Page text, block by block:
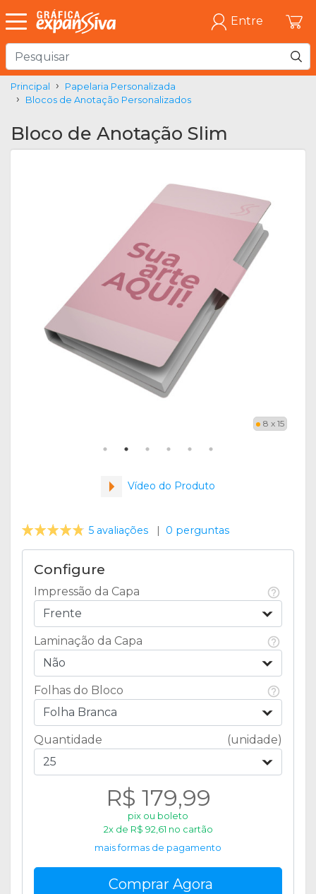
Entre
Principal
Papelaria Personalizada
Blocos de Anotação Personalizados
Bloco de Anotação Slim
8 x 15
Vídeo do Produto
5 avaliações | 0 perguntas
Configure
Impressão da Capa
Frente
Laminação da Capa
Não
Folhas do Bloco
Folha Branca
Quantidade
(unidade)
25
R$ 179,99
pix ou boleto
2x de R$ 92,61 no cartão
mais formas de pagamento
Comprar Agora